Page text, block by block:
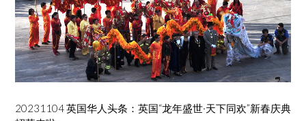
20231104 英国华人头条：英国“龙年盛世·天下同欢”新春庆典